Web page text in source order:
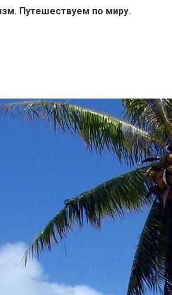
Путешествуем по миру.